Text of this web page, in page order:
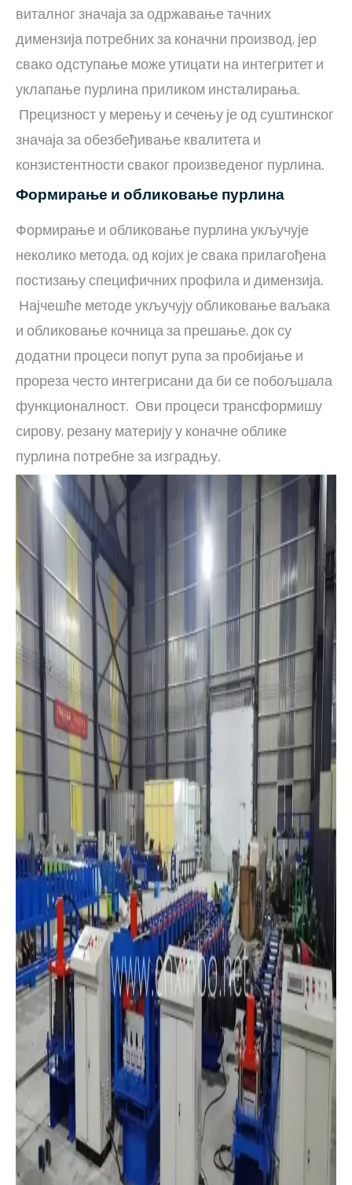
виталног значаја за одржавање тачних
димензија потребних за коначни производ, јер
свако одступање може утицати на интегритет и
уклапање пурлина приликом инсталирања.
Прецизност у мерењу и сечењу је од суштинског
значаја за обезбеђивање квалитета и
конзистентности сваког произведеног пурлина.
Формирање и обликовање пурлина
Формирање и обликовање пурлина укључује
неколико метода, од којих је свака прилагођена
постизању специфичних профила и димензија.
Најчешће методе укључују обликовање ваљака
и обликовање кочница за прешање, док су
додатни процеси попут рупа за пробијање и
прореза често интегрисани да би се побољшала
функционалност. Ови процеси трансформишу
сирову, резану материју у коначне облике
пурлина потребне за изградњу.